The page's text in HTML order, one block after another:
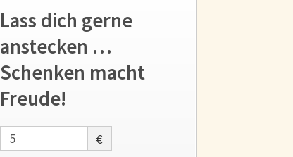
Lass dich gerne
anstecken …
Schenken macht
Freude!
€